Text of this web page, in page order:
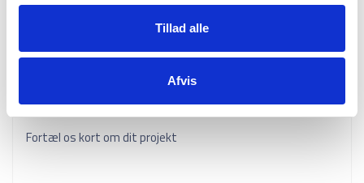
Tillad alle
Afvis
Din e-mail
Fortæl os kort om dit projekt